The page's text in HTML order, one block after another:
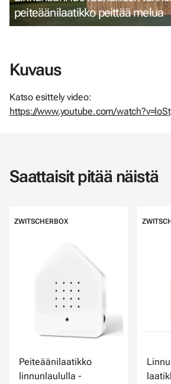
peiteäänilaatikko peittää melua
Kuvaus
Katso esittely video:
https://www.youtube.com/
Saattaisit pitää näistä
ZWITSCHERBOX
Peiteäänilaatikko
linnunlaululla -